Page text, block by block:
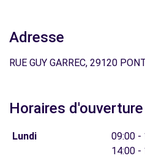
Adresse
RUE GUY GARREC, 29120
Horaires d'ouverture
Lundi
09:00 -
14:00 -